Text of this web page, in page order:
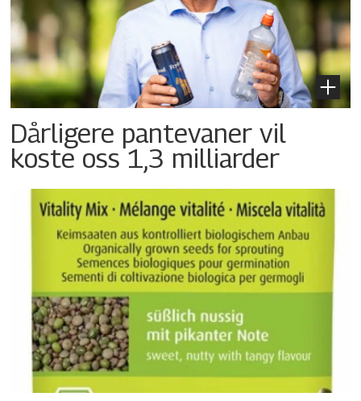
Dårligere pantevaner vil
koste oss 1,3 milliarder